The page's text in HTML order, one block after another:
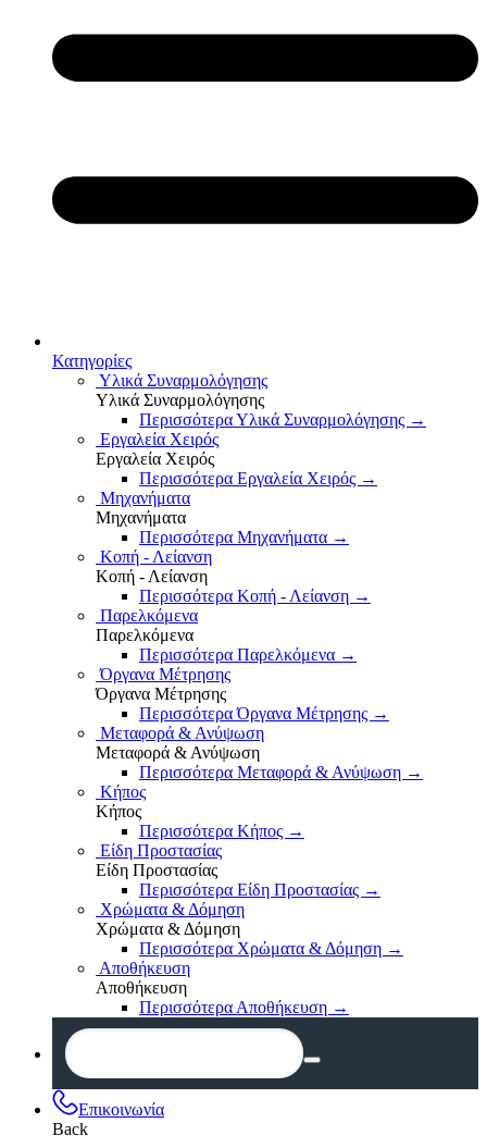
Κατηγορίες
Υλικά Συναρμολόγησης
Υλικά Συναρμολόγησης
Περισσότερα Υλικά Συναρμολόγησης →
Εργαλεία Χειρός
Εργαλεία Χειρός
Περισσότερα Εργαλεία Χειρός →
Μηχανήματα
Μηχανήματα
Περισσότερα Μηχανήματα →
Κοπή - Λείανση
Κοπή - Λείανση
Περισσότερα Κοπή - Λείανση →
Παρελκόμενα
Παρελκόμενα
Περισσότερα Παρελκόμενα →
Όργανα Μέτρησης
Όργανα Μέτρησης
Περισσότερα Όργανα Μέτρησης →
Μεταφορά & Ανύψωση
Μεταφορά & Ανύψωση
Περισσότερα Μεταφορά & Ανύψωση →
Κήπος
Κήπος
Περισσότερα Κήπος →
Είδη Προστασίας
Είδη Προστασίας
Περισσότερα Είδη Προστασίας →
Χρώματα & Δόμηση
Χρώματα & Δόμηση
Περισσότερα Χρώματα & Δόμηση →
Αποθήκευση
Αποθήκευση
Περισσότερα Αποθήκευση →
Επικοινωνία
Back